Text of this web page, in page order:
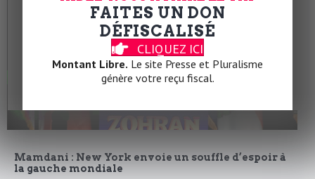
Mamdani : New York envoie un souffle d’espoir à
la gauche mondiale
FAITES UN DON
DÉFISCALISÉ
CLIQUEZ ICI
Montant Libre. Le site Presse et Pluralisme
génère votre reçu fiscal.